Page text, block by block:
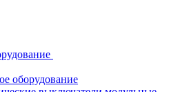
оборудование